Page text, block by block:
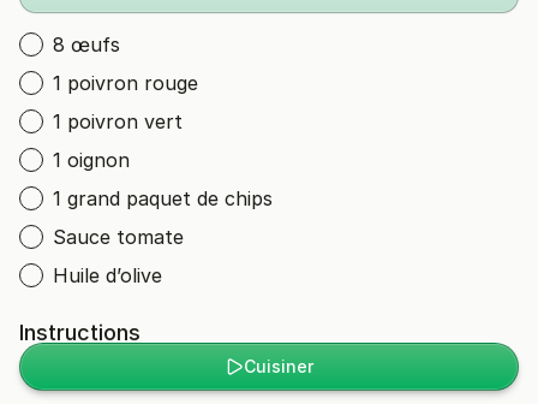
8 œufs
1 poivron rouge
1 poivron vert
1 oignon
1 grand paquet de chips
Sauce tomate
Huile d’olive
Instructions
Cuisiner